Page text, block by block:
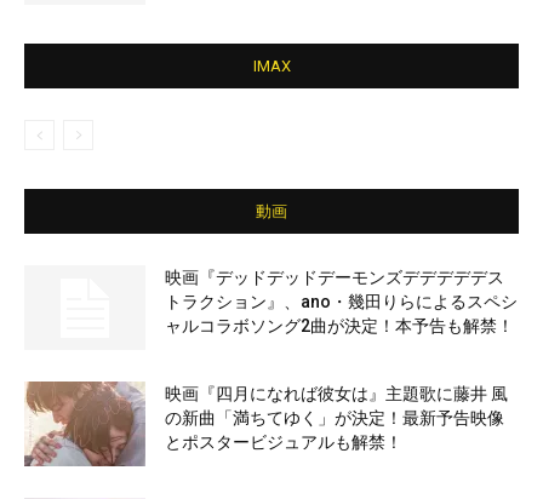
IMAX
動画
映画『デッドデッドデーモンズデデデデデス
トラクション』、ano・幾田りらによるスペシ
ャルコラボソング2曲が決定！本予告も解禁！
映画『四月になれば彼女は』主題歌に藤井 風
の新曲「満ちてゆく」が決定！最新予告映像
とポスタービジュアルも解禁！